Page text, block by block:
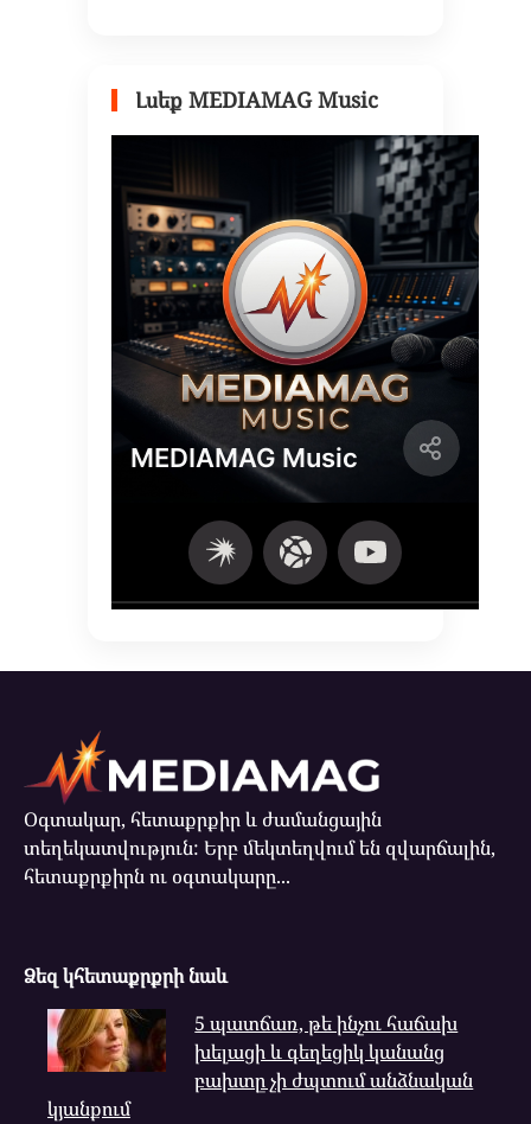
Լսեք MEDIAMAG Music
Օգտակար, հետաքրքիր և ժամանցային
տեղեկատվություն: Երբ մեկտեղվում են զվարճալին,
հետաքրքիրն ու օգտակարը...
Ձեզ կհետաքրքրի նաև
5 պատճառ, թե ինչու հաճախ
խելացի և գեղեցիկ կանանց
բախտը չի ժպտում անձնական
կյանքում